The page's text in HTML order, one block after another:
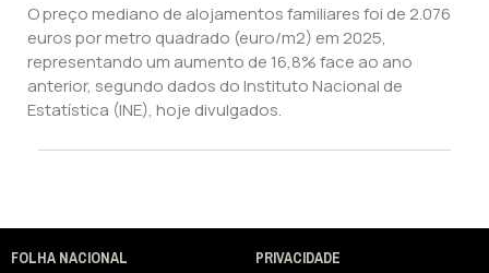
O preço mediano de alojamentos familiares foi de 2.076
euros por metro quadrado (euro/m2) em 2025,
representando um aumento de 16,8% face ao ano
anterior, segundo dados do Instituto Nacional de
Estatística (INE), hoje divulgados.
FOLHA NACIONAL PRIVACIDADE